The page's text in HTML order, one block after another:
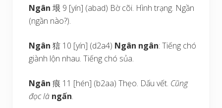
Ngân垠 9 [yín] (abad) Bờ cõi. Hình trạng. Ngần
(ngần nào?).
Ngân 狺 10 [yín] (d2a4) Ngân ngân: Tiếng chó
giành lộn nhau. Tiếng chó sủa.
Ngân痕 11 [hén] (b2aa) Thẹo. Dấu vết. Cũng
đọc là ngấn.